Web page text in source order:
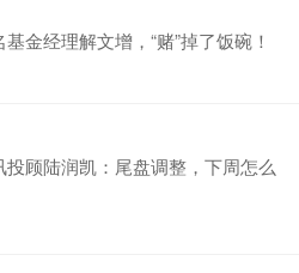
金经理解文增，“赌”掉了饭碗！
投顾陆润凯：尾盘调整，下周怎么